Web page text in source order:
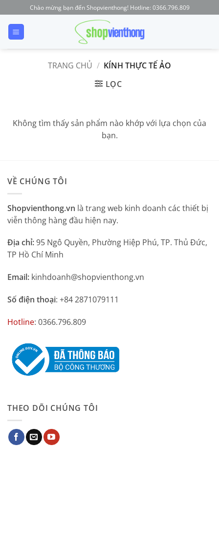
to
content
Chào mừng bạn đến Shopvienthong! Hotline: 0366.796.809
TRANG CHỦ / KÍNH THỰC TẾ ẢO
LỌC
Không tìm thấy sản phẩm nào khớp với lựa chọn của
bạn.
VỀ CHÚNG TÔI
Shopvienthong.vn là trang web kinh doanh các thiết bị
viễn thông hàng đầu hiện nay.
Địa chỉ:95 Ngô Quyền, Phường Hiệp Phú, TP. Thủ Đức,
TP Hồ Chí Minh
Email: kinhdoanh@shopvienthong.vn
Số điện thoại: +84 2871079111
Hotline: 0366.796.809
THEO DÕI CHÚNG TÔI